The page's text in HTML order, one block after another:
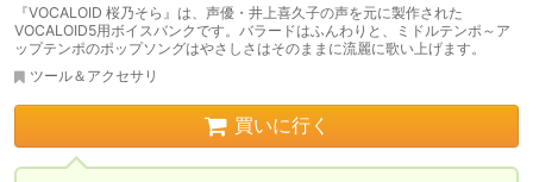
『VOCALOID 桜乃そら』は、声優・井上喜久子の声を元に製作された
VOCALOID5用ボイスバンクです。バラードはふんわりと、ミドルテンポ～ア
ップテンポのポップソングはやさしさはそのままに流麗に歌い上げます。
ツール＆アクセサリ
買いに行く